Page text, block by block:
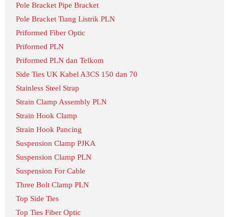
Pole Bracket Pipe Bracket
Pole Bracket Tiang Listrik PLN
Priformed Fiber Optic
Priformed PLN
Priformed PLN dan Telkom
Side Ties UK Kabel A3CS 150 dan 70
Stainless Steel Strap
Strain Clamp Assembly PLN
Strain Hook Clamp
Strain Hook Pancing
Suspension Clamp PJKA
Suspension Clamp PLN
Suspension For Cable
Three Bolt Clamp PLN
Top Side Ties
Top Ties Fiber Optic